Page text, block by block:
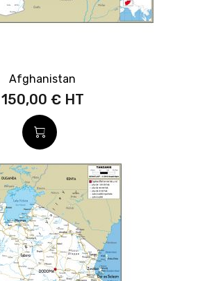
Afghanistan
150,00 €